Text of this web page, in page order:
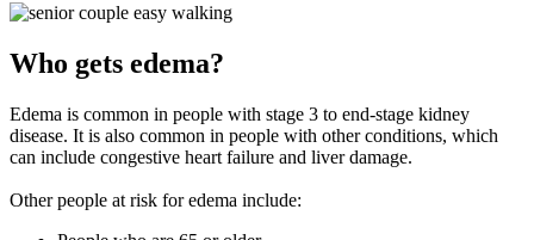
Who gets edema?
Edema is common in people with stage 3 to end-stage kidney
disease. It is also common in people with other conditions, which
can include congestive heart failure and liver damage.
Other people at risk for edema include: